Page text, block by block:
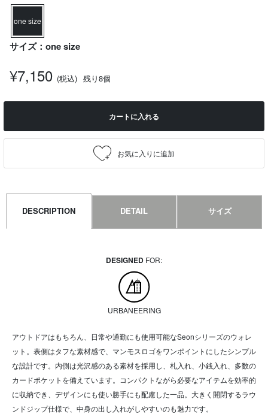
one size
サイズ：one size
¥7,150 (税込) 残り8個
カートに入れる
DESCRIPTION DETAIL サイズ
DESIGNED FOR:
URBANEERING
アウトドアはもちろん、日常や通勤にも使用可能なSeonシリーズのウォレ
ット。表側はタフな素材感で、マンモスロゴをワンポイントにしたシンプル
な設計です。内側は光沢感のある素材を採用し、札入れ、小銭入れ、多数の
カードポケットを備えています。コンパクトながら必要なアイテムを効率的
に収納でき、デザインにも使い勝手にも配慮した一品。大きく開閉するラウ
ンドジップ仕様で、中身の出し入れがしやすいのも魅力です。